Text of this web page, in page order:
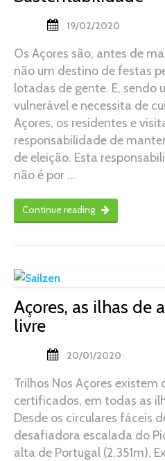
19/02/2020
Os Açores são, antes de
não um destino de festas
lotadas de gente. E, sendo
vulnerável e necessita de
Açores, os residentes e
responsabilidade de
de eleição. Esta
não é por …
Continue reading
Açores, as ilhas de
livre
20/01/2020
Trilhos Nos Açores existem
certificados, em todas as
Desde os circulares fáceis
desafiadora escalada do
alta de Portugal (2.351m).